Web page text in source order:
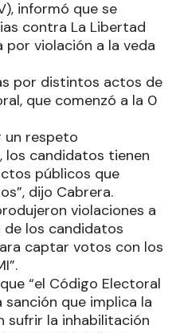
informó que se
contra La Libertad
por violación a la veda
por distintos actos de
que comenzó a la 0
un respeto
los candidatos tienen
públicos que
dijo Cabrera.
violaciones a
los candidatos
captar votos con los
“el Código Electoral
que implica la
sufrir la inhabilitación